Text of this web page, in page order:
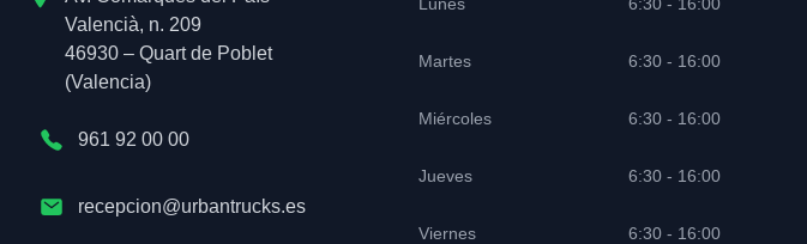
Valencià, n. 209
46930 – Quart de Poblet
(Valencia)
961 92 00 00
recepcion@urbantrucks.es
Martes 6:30 - 16:00
Miércoles 6:30 - 16:00
Jueves 6:30 - 16:00
Viernes 6:30 - 16:00